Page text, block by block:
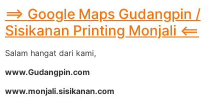
==> Google Maps Gudangpin /
Sisikanan Printing Monjali <==
Salam hangat dari kami,
www.Gudangpin.com
www.monjali.sisikanan.com